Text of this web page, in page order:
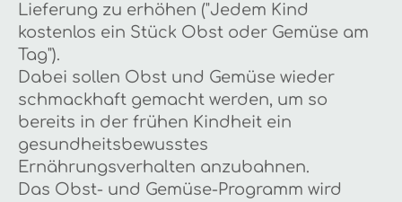
Lieferung zu erhöhen ("Jedem Kind
kostenlos ein Stück Obst oder Gemüse am
Tag").
Dabei sollen Obst und Gemüse wieder
schmackhaft gemacht werden, um so
bereits in der frühen Kindheit ein
gesundheitsbewusstes
Ernährungsverhalten anzubahnen.
Das Obst- und Gemüse-Programm wird